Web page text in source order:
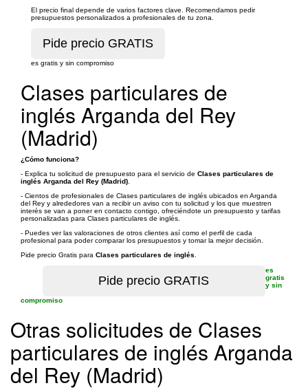
El precio final depende de varios factores clave. Recomendamos pedir
presupuestos personalizados a profesionales de tu zona.
es gratis y sin compromiso
Clases particulares de
inglés Arganda del Rey
(Madrid)
¿Cómo funciona?
- Explica tu solicitud de presupuesto para el servicio de Clases particulares de
inglés Arganda del Rey (Madrid)
- Cientos de profesionales de Clases particulares de inglés ubicados en Arganda
del Rey y alrededores van a recibir un aviso con tu solicitud y los que muestren
interés se van a poner en contacto contigo, ofreciéndote un presupuesto y tarifas
personalizadas para Clases particulares de inglés.
- Puedes ver las valoraciones de otros clientes así como el perfil de cada
profesional para poder comparar los presupuestos y tomar la mejor decisión.
Pide precio Gratis para Clases particulares de inglés
es
gratis
y sin
compromiso
Otras solicitudes de Clases
particulares de inglés Arganda
del Rey (Madrid)